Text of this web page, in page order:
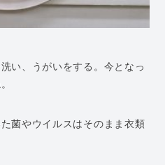
い、うがいをする。今となっ
菌やウイルスはそのまま衣類